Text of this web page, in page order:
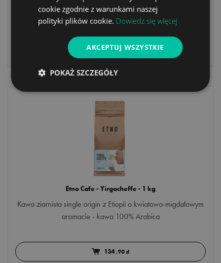
gryczanego i suszonej śliwki - kawa 100% Arabica
36,90 zł
Etno Cafe - Yirgacheffe - 1 kg
Kawa ziarnista single origin z Etiopii o kwiatowo-migdałowym
aromacie - kawa 100% Arabica
134,90 zł
cookie zgodnie z warunkami naszej
polityki plików cookie. Dowiedz się więcej
AKCEPTUJ WSZYSTKIE
POKAŻ SZCZEGÓŁY